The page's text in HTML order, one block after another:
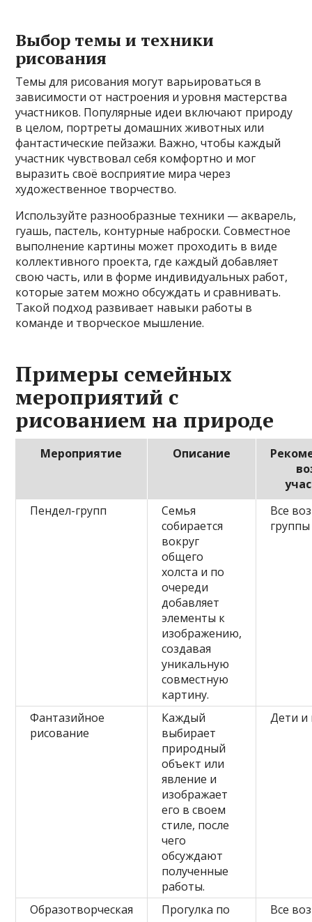
Выбор темы и техники
рисования
Темы для рисования могут варьироваться в
зависимости от настроения и уровня мастерства
участников. Популярные идеи включают природу
в целом, портреты домашних животных или
фантастические пейзажи. Важно, чтобы каждый
участник чувствовал себя комфортно и мог
выразить своё восприятие мира через
художественное творчество.
Используйте разнообразные техники — акварель,
гуашь, пастель, контурные наброски. Совместное
выполнение картины может проходить в виде
коллективного проекта, где каждый добавляет
свою часть, или в форме индивидуальных работ,
которые затем можно обсуждать и сравнивать.
Такой подход развивает навыки работы в
команде и творческое мышление.
Примеры семейных
мероприятий с
рисованием на природе
Мероприятие Описание
Пендел-групп
Семья
собирается
вокруг
общего
холста и по
очереди
добавляет
элементы к
изображению,
создавая
уникальную
совместную
картину.
Все
группы
Фантазийное
рисование
Каждый
выбирает
природный
объект или
явление и
изображает
его в своем
стиле, после
чего
обсуждают
полученные
работы.
Дети и
Образотворческая
Прогулка по
Все